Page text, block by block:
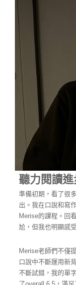
聽力閱讀
準備初期，看了很
出。我在口說和寫
Merise的課程。回
尬，但我也明顯感
Merise老師們不僅
口說中不斷運用新
不斷試錯，我的單